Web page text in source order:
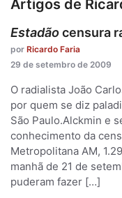
Artigos de
Estadãocensura
por Ricardo Faria
29 de setembro de 2009
O radialista João
por quem se diz
São Paulo.Alckmin e
conhecimento da
Metropolitana AM,
manhã de 21 de
puderam fazer […]